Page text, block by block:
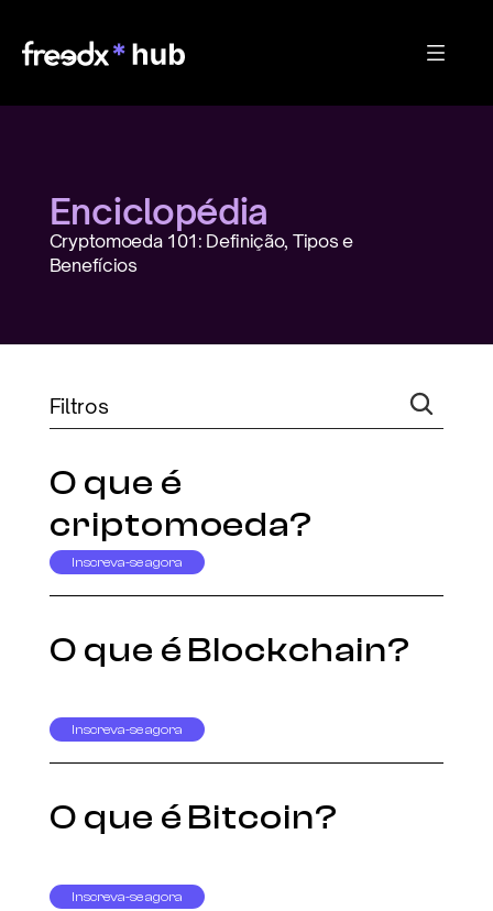
Enciclopédia
Cryptomoeda 101: Definição, Tipos e
Benefícios
Filtros
O que é
criptomoeda?
Inscreva-se agora
O que é Blockchain?
Inscreva-se agora
O que é Bitcoin?
Inscreva-se agora